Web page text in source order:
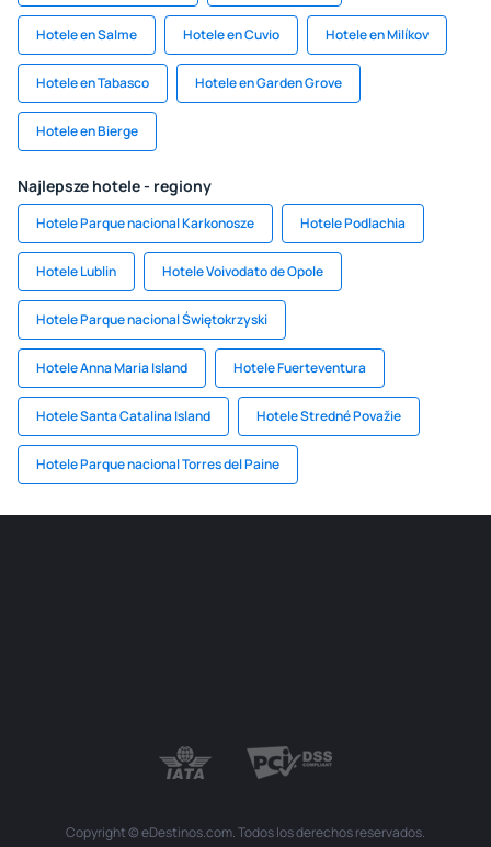
Hotele en Salme Hotele en Cuvio Hotele en Milíkov
Hotele en Tabasco Hotele en Garden Grove
Hotele en Bierge
Najlepsze hotele - regiony
Hotele Parque nacional Karkonosze Hotele Podlachia
Hotele Lublin Hotele Voivodato de Opole
Hotele Parque nacional Świętokrzyski
Hotele Anna Maria Island Hotele Fuerteventura
Hotele Santa Catalina Island Hotele Stredné Považie
Hotele Parque nacional Torres del Paine
Copyright © eDestinos.com. Todos los derechos reservados.